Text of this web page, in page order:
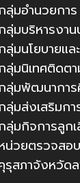
ลุ่มอำนวยการ
ลุ่มบริหารงา
ลุ่มนโยบายแล
ลุ่มนิเทศติดตา
ลุ่มพัฒนาการ
ลุ่มส่งเสริมก
ลุ่มกิจการลูก
น่วยตรวจสอ
รุสภาจังหวัด